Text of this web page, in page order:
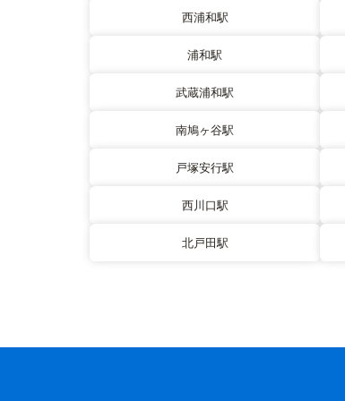
西浦和駅
浦和駅
武蔵浦和駅
南鳩ヶ谷駅
戸塚安行駅
西川口駅
北戸田駅